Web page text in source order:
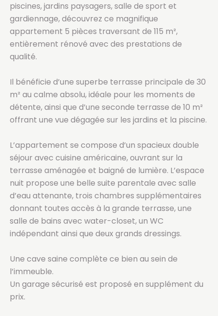
piscines, jardins paysagers, salle de sport et
gardiennage, découvrez ce magnifique
appartement 5 pièces traversant de 115 m²,
entièrement rénové avec des prestations de
qualité.
Il bénéficie d’une superbe terrasse principale de 30
m² au calme absolu, idéale pour les moments de
détente, ainsi que d’une seconde terrasse de 10 m²
offrant une vue dégagée sur les jardins et la piscine.
L’appartement se compose d’un spacieux double
séjour avec cuisine américaine, ouvrant sur la
terrasse aménagée et baigné de lumière. L’espace
nuit propose une belle suite parentale avec salle
d’eau attenante, trois chambres supplémentaires
donnant toutes accès à la grande terrasse, une
salle de bains avec water-closet, un WC
indépendant ainsi que deux grands dressings.
Une cave saine complète ce bien au sein de
l’immeuble.
Un garage sécurisé est proposé en supplément du
prix.